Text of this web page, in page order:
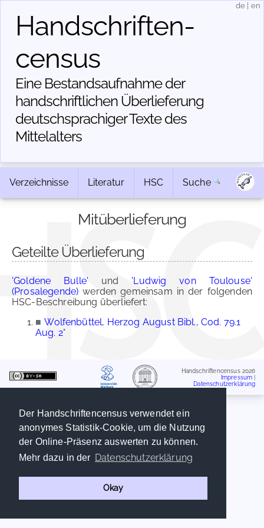
Der Handschriftencensus verwendet ein
anonymes Statistik-Cookie, um die Nutzung
der Online-Präsenz auswerten zu können.
Mehr dazu in der Datenschutzerklärung
Okay
Handschriften­
census
Eine Bestandsaufnahme der
handschriftlichen Über­lieferung
deutschsprachiger Texte des
Mittelalters
de en
Verzeichnisse Literatur HSC Suche
Mitüberlieferung
Geteilte Überlieferung
'Goldene Bulle' und 'Ludwig von Toulouse'
(Prosalegende) werden gemeinsam in der folgenden
HSC-Beschreibung überliefert:
■ Wolfenbüttel, Herzog August Bibl., Cod. 79.1
Aug. 2°
Handschriftencensus 2026
Impressum
Datenschutzerklärung